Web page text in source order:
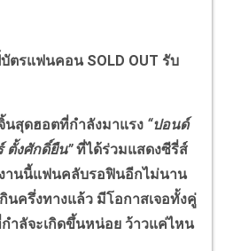
บัตรแฟนคอน SOLD OUT รับ
ดฮอตที่กำลังมาแรง “ปอนด์
ตั้งศักดิ์ยืน”ที่ได้ร่วมแสดงซีรี่ส์
งานนี้แฟนคลับรอฟินอีกไม่นาน
นครึ่งทางแล้ว มีโอกาสเจอทั้งคู่
กำลัจะเกิดขึ้นหน่อย ว้าวแค่ไหน